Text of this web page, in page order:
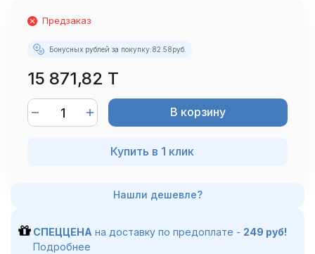
Предзаказ
Бонусных рублей за покупку:82.58руб.
15 871,82 T
В корзину
Купить в 1 клик
СПЕЦЦЕНА на доставку по предоплате - 249 руб!
Подробнее